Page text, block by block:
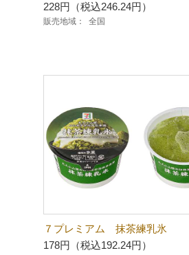
228円（税込246.24円）
販売地域： 全国
７プレミアム 抹茶練乳氷
178円（税込192.24円）